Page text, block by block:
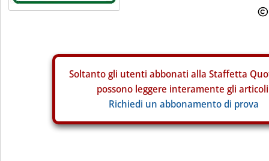
Soltanto gli utenti abbonati alla Staffetta
possono leggere interamente gli
Richiedi un abbonamento di prova